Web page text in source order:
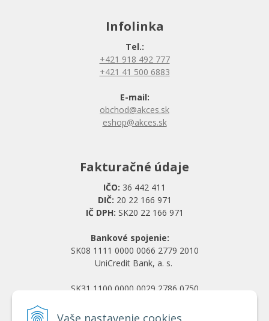
Vaše nastavenie cookies
Infolinka
Tel.:
+421 918 492 777
+421 41 500 6883
E-mail:
obchod@akces.sk
eshop@akces.sk
Fakturačné údaje
IČO: 36 442 411
DIČ: 20 22 166 971
IČ DPH: SK20 22 166 971
Bankové spojenie:
SK08 1111 0000 0066 2779 2010
UniCredit Bank, a. s.
SK31 1100 0000 0029 2786 0750